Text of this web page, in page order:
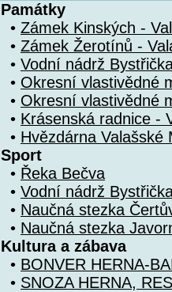
Památky
• Zámek Kinských -
• Zámek Žerotínů -
• Vodní nádrž
• Okresní vlastivědné
• Okresní vlastivědné
• Krásenská radnice -
• Hvězdárna Valašské
Sport
• Řeka Bečva
• Vodní nádrž
• Naučná stezka
• Naučná stezka
Kultura a zábava
• BONVER HERNA-
• SNOZA HERNA,